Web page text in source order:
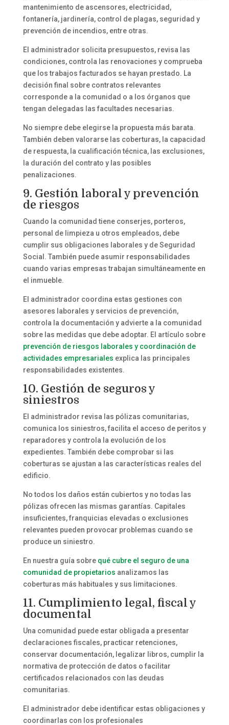
mantenimiento de ascensores, electricidad,
fontanería, jardinería, control de plagas, seguridad y
prevención de incendios, entre otras.
El administrador solicita presupuestos, revisa las
condiciones, controla las renovaciones y comprueba
que los trabajos facturados se hayan prestado. La
decisión final sobre contratos relevantes
corresponde a la comunidad o a los órganos que
tengan delegadas las facultades necesarias.
No siempre debe elegirse la propuesta más barata.
También deben valorarse las coberturas, la capacidad
de respuesta, la cualificación técnica, las exclusiones,
la duración del contrato y las posibles
penalizaciones.
9. Gestión laboral y prevención
de riesgos
Cuando la comunidad tiene conserjes, porteros,
personal de limpieza u otros empleados, debe
cumplir sus obligaciones laborales y de Seguridad
Social. También puede asumir responsabilidades
cuando varias empresas trabajan simultáneamente en
el inmueble.
El administrador coordina estas gestiones con
asesores laborales y servicios de prevención,
controla la documentación y advierte a la comunidad
sobre las medidas que debe adoptar. El artículo sobre
prevención de riesgos laborales y coordinación de
actividades empresariales explica las principales
responsabilidades existentes.
10. Gestión de seguros y
siniestros
El administrador revisa las pólizas comunitarias,
comunica los siniestros, facilita el acceso de peritos y
reparadores y controla la evolución de los
expedientes. También debe comprobar si las
coberturas se ajustan a las características reales del
edificio.
No todos los daños están cubiertos y no todas las
pólizas ofrecen las mismas garantías. Capitales
insuficientes, franquicias elevadas o exclusiones
relevantes pueden provocar problemas cuando se
produce un siniestro.
En nuestra guía sobre qué cubre el seguro de una
comunidad de propietarios analizamos las
coberturas más habituales y sus limitaciones.
11. Cumplimiento legal, fiscal y
documental
Una comunidad puede estar obligada a presentar
declaraciones fiscales, practicar retenciones,
conservar documentación, legalizar libros, cumplir la
normativa de protección de datos o facilitar
certificados relacionados con las deudas
comunitarias.
El administrador debe identificar estas obligaciones y
coordinarlas con los profesionales